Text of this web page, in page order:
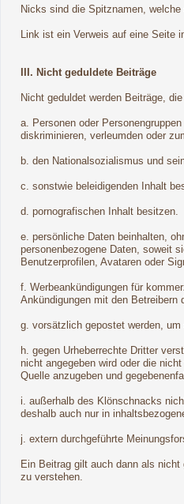
Nicks sind die Spitznamen,
Link ist ein Verweis auf eine Seite
III. Nicht geduldete Beiträge
Nicht geduldet werden Beiträge, die
a. Personen oder
diskriminieren, verleumden oder
b. den Nationalsozialismus und
c. sonstwie beleidigenden Inhalt
d. pornografischen Inhalt besitzen.
e. persönliche Daten beinhalten,
personenbezogene Daten, soweit
Benutzerprofilen, Avataren oder
f. Werbeankündigungen für
Ankündigungen mit den Betreibern
g. vorsätzlich gepostet werden,
h. gegen Urheberrechte Dritter
nicht angegeben wird oder die
Quelle anzugeben und
i. außerhalb des Klönschnacks
deshalb auch nur in
j. extern durchgeführte
Ein Beitrag gilt auch dann als
zu verstehen.